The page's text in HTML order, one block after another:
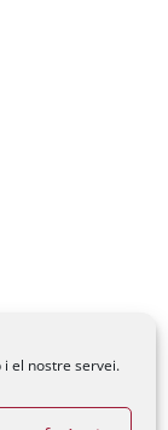
el nostre servei.